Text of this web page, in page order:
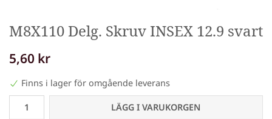
M8X110 Delg. Skruv INSEX 12.9 svart
5,60 kr
Finns i lager för omgående leverans
LÄGG I VARUKORGEN